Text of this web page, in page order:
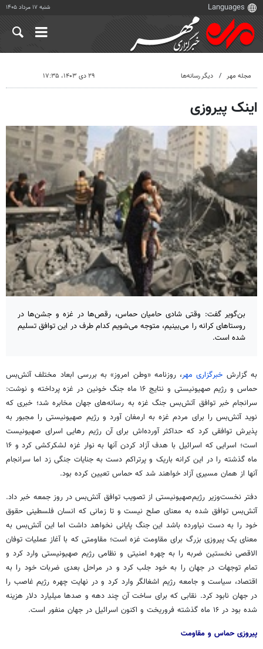
شنبه ۱۷ مرداد ۱۴۰۵
مجله مهر دیگر رسانه‌ها ۲۹ دی ۱۴۰۳، ۱۷:۳۵
اینک پیروزی
بن‌گویر گفت: وقتی شادی‌ حامیان حماس، رقص‌ها در غزه و جشن‌ها در
روستاهای کرانه را می‌بینیم، متوجه می‌شویم کدام طرف در این توافق تسلیم
شده است.
به گزارش خبرگزاری مهر، روزنامه «وطن امروز» به بررسی ابعاد مختلف آتش‌بس
حماس و رژیم صهیونیستی و نتایج ۱۶ ماه جنگ خونین در غزه پرداخته و نوشت:
سرانجام خبر توافق آتش‌بس جنگ غزه به رسانه‌های جهان مخابره شد؛ خبری که
نوید آتش‌بس را برای مردم غزه به ارمغان آورد و رژیم صهیونیستی را مجبور به
پذیرش توافقی کرد که حداکثر آورده‌اش برای آن رژیم رهایی اسرای صهیونیست
است؛ اسرایی که اسرائیل با هدف آزاد کردن آنها به نوار غزه لشکرکشی کرد و ۱۶
ماه گذشته را در این کرانه باریک و پرتراکم دست به جنایات جنگی زد اما سرانجام
آنها از همان مسیری آزاد خواهند شد که حماس تعیین کرده بود.
دفتر نخست‌وزیر رژیم‌صهیونیستی از تصویب توافق آتش‌بس در روز جمعه خبر داد.
آتش‌بس توافق شده به معنای صلح نیست و تا زمانی که انسان فلسطینی حقوق
خود را به دست نیاورده باشد این جنگ پایانی نخواهد داشت اما این آتش‌بس به
معنای یک پیروزی بزرگ برای مقاومت غزه است؛ مقاومتی که با آغاز عملیات توفان
الاقصی نخستین ضربه را به چهره امنیتی و نظامی رژیم صهیونیستی وارد کرد و
تمام توجهات در جهان را به خود جلب کرد و در مراحل بعدی ضربات خود را به
اقتصاد، سیاست و جامعه رژیم اشغالگر وارد کرد و در نهایت چهره رژیم غاصب را
در جهان نابود کرد. نقابی که برای ساخت آن چند دهه و صدها میلیارد دلار هزینه
شده بود در ۱۶ ماه گذشته فروریخت و اکنون اسرائیل در جهان منفور است.
پیروزی حماس و مقاومت